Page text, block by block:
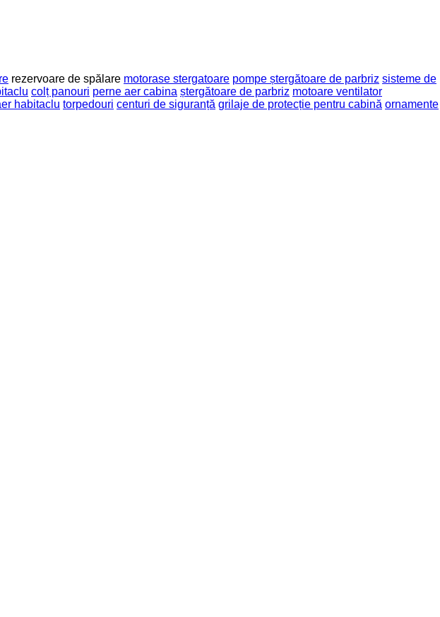
rezervoare de spălare motorase stergatoare pompe ștergătoare de parbriz sisteme de
colț panouri perne aer cabina ștergătoare de parbriz motoare ventilator
habitaclu torpedouri centuri de siguranță grilaje de protecție pentru cabină ornamente